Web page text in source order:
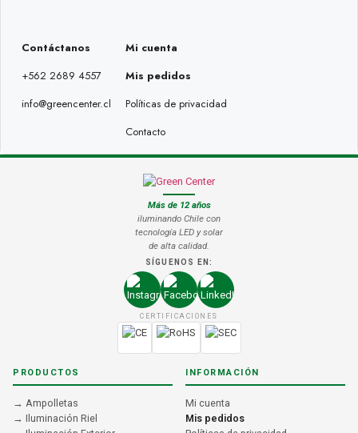
Contáctanos
+562 2689 4557
info@greencenter.cl
Mi cuenta
Mis pedidos
Políticas de privacidad
Contacto
Más de 12 años
iluminando Chile con
tecnología LED y solar
de alta calidad.
SÍGUENOS EN:
CERTIFICACIONES
PRODUCTOS
→ Ampolletas
→ Iluminación Riel
INFORMACIÓN
Mi cuenta
Mis pedidos